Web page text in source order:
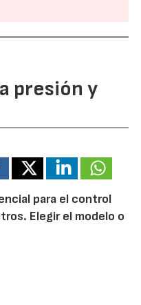
presión y
para el control
Elegir el modelo o